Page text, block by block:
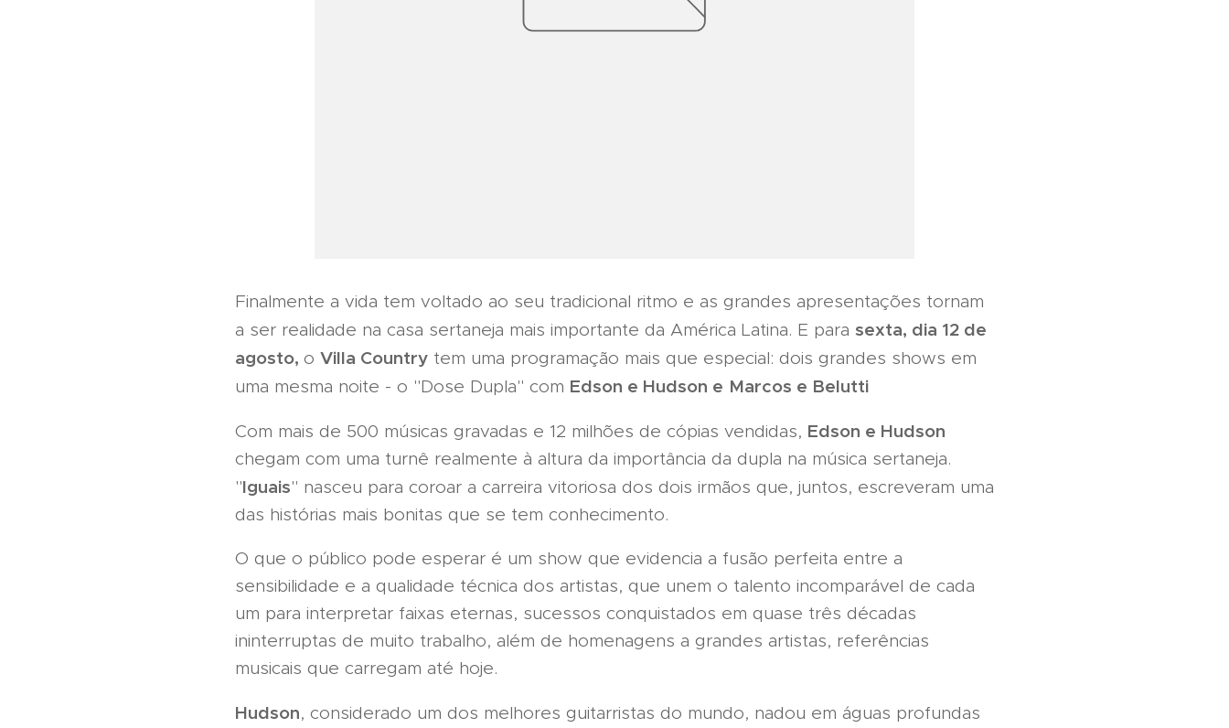
Finalmente a vida tem voltado ao seu tradicional ritmo e as grandes apresentações tornam
a ser realidade na casa sertaneja mais importante da América Latina. E para sexta, dia 12 de
agosto, o Villa Country tem uma programação mais que especial: dois grandes shows em
uma mesma noite - o "Dose Dupla" com Edson e Hudson e Marcos e Belutti
Com mais de 500 músicas gravadas e 12 milhões de cópias vendidas, Edson e Hudson
chegam com uma turnê realmente à altura da importância da dupla na música sertaneja.
"Iguais" nasceu para coroar a carreira vitoriosa dos dois irmãos que, juntos, escreveram uma
das histórias mais bonitas que se tem conhecimento.
O que o público pode esperar é um show que evidencia a fusão perfeita entre a
sensibilidade e a qualidade técnica dos artistas, que unem o talento incomparável de cada
um para interpretar faixas eternas, sucessos conquistados em quase três décadas
ininterruptas de muito trabalho, além de homenagens a grandes artistas, referências
musicais que carregam até hoje.
Hudson, considerado um dos melhores guitarristas do mundo, nadou em águas profundas